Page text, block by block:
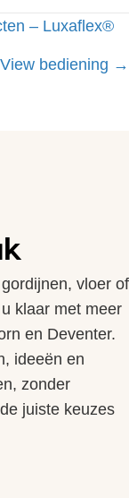
– Luxaflex®
bediening →
vloer of
klaar met meer
en Deventer.
ideeën en
zonder
juiste keuzes